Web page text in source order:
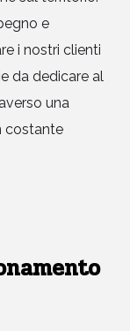
e
i nostri clienti
da dedicare al
una
costante